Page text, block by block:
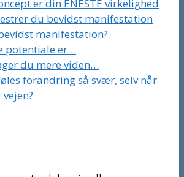
er din ENESTE virkelighed
du bevidst manifestation
manifestation?
potentiale er…
du mere viden…
forandring så svær, selv når